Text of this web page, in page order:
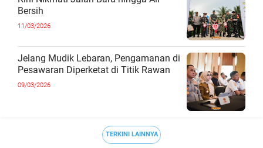
Bersih
11/03/2026
Jelang Mudik Lebaran, Pengamanan di
Pesawaran Diperketat di Titik Rawan
09/03/2026
TERKINI LAINNYA